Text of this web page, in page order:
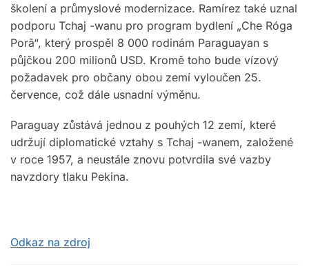
školení a průmyslové modernizace. Ramírez také uznal
podporu Tchaj -wanu pro program bydlení „Che Róga
Porã“, který prospěl 8 000 rodinám Paraguayan s
půjčkou 200 milionů USD. Kromě toho bude vízový
požadavek pro občany obou zemí vyloučen 25.
července, což dále usnadní výměnu.
Paraguay zůstává jednou z pouhých 12 zemí, které
udržují diplomatické vztahy s Tchaj -wanem, založené
v roce 1957, a neustále znovu potvrdila své vazby
navzdory tlaku Pekina.
Odkaz na zdroj